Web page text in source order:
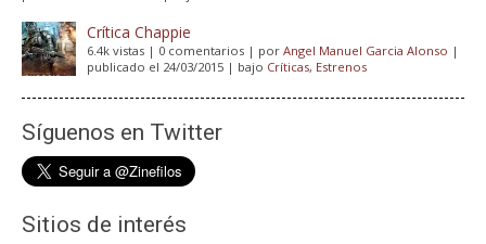
Crítica Chappie
6.4k vistas | 0 comentarios | por Angel Manuel Garcia Alonso |
publicado el 24/03/2015 | bajo Críticas, Estrenos
Síguenos en Twitter
Sitios de interés